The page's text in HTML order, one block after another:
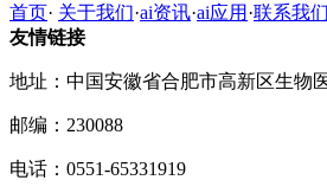
首页· 关于我们·ai资讯·ai应用 ·联系我们
友情链接
地址：中国安徽省合肥市高新区生物
邮编：230088
电话：0551-65331919